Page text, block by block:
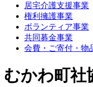
居宅介護支援事業
権利擁護事業
ボランティア事業
共同募金事業
会費・ご寄付・物
むかわ町社